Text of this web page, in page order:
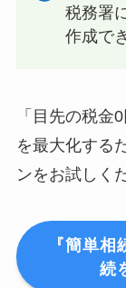
税務署
作成で
「目先の税金
を最大化する
ンをお試しく
『簡単
続